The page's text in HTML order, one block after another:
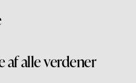
af alle verdener